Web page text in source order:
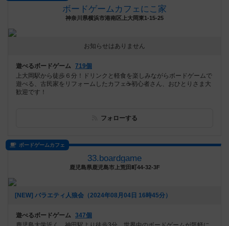
ボードゲームカフェにこ家
神奈川県横浜市港南区上大岡東1-15-25
お知らせはありません
遊べるボードゲーム 719個
上大岡駅から徒歩６分！ドリンクと軽食を楽しみながらボードゲームで
遊べる、古民家をリフォームしたカフェ☕️初心者さん、おひとりさま大
歓迎です！
フォローする
ボードゲームカフェ
33.boardgame
鹿児島県鹿児島市上荒田町44-32-3F
[NEW] バラエティ人狼会（2024年08月04日 16時45分）
遊べるボードゲーム 347個